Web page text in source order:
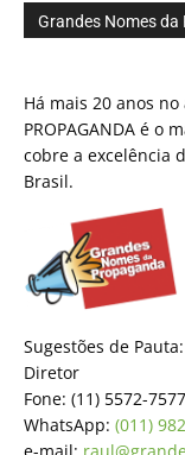
Grandes Nomes
Há mais 20 anos no
PROPAGANDA é
cobre a excelência
Brasil.
Sugestões de Pauta:
Diretor
Fone: (11) 5572-7577
WhatsApp: (011)